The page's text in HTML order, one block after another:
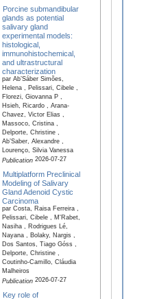
Porcine submandibular
glands as potential
salivary gland
experimental models:
histological,
immunohistochemical,
and ultrastructural
characterization
par Ab’Sáber Simões,
Helena , Pelissari, Cibele ,
Florezi, Giovanna P ,
Hsieh, Ricardo , Arana-
Chavez, Victor Elias ,
Massoco, Cristina ,
Delporte, Christine ,
Ab’Saber, Alexandre ,
Lourenço, Silvia Vanessa
Publication2026-07-27
Multiplatform Preclinical
Modeling of Salivary
Gland Adenoid Cystic
Carcinoma
par Costa, Raisa Ferreira ,
Pelissari, Cibele , M'Rabet,
Nasiha , Rodrigues Lé,
Nayana , Bolaky, Nargis ,
Dos Santos, Tiago Góss ,
Delporte, Christine ,
Coutinho-Camillo, Cláudia
Malheiros
Publication2026-07-27
Key role of